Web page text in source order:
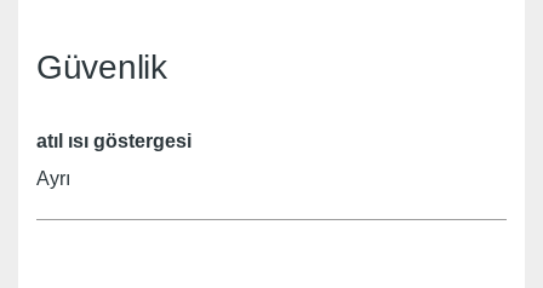
Powermove
Quick start
Güvenlik
atıl ısı göstergesi
Ayrı